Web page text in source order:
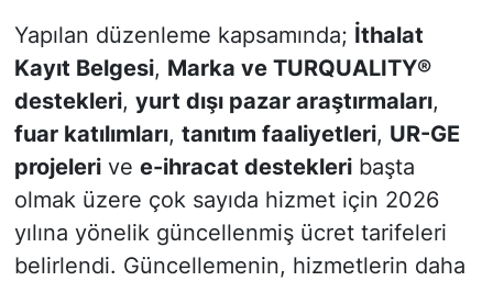
Yapılan düzenleme kapsamında; İthalat
Kayıt Belgesi, Marka ve TURQUALITY®
destekleri, yurt dışı pazar araştırmaları,
fuar katılımları, tanıtım faaliyetleri, UR-GE
projelerive e-ihracat destekleribaşta
olmak üzere çok sayıda hizmet için 2026
yılına yönelik güncellenmiş ücret tarifeleri
belirlendi. Güncellemenin, hizmetlerin daha